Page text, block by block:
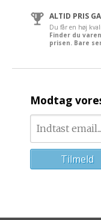
ALTID PRIS
Du får en høj
Finder du
prisen. Bare
Modtag